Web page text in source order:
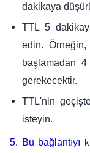
dakikaya
TTL 5
edin.
başlamadan
gerekecektir.
TTL'nin
isteyin.
5. Bu bağlantıyı